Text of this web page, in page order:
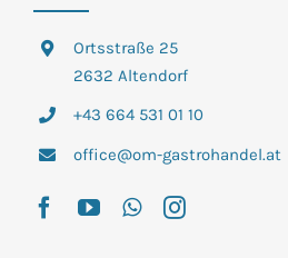
Ortsstraße 25
2632 Altendorf
+43 664 531 01 10
office@om-gastrohandel.at